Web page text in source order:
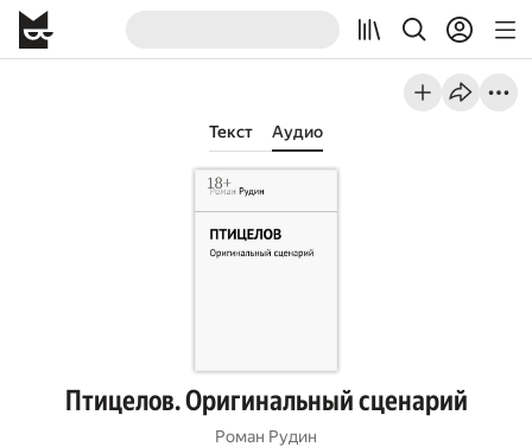
Текст Аудио
Птицелов. Оригинальный сценарий
Роман Рудин